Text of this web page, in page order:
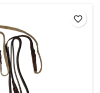
favorite_border